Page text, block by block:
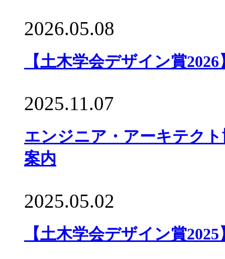
2026.05.08
【土木学会デザイン賞
2025.11.07
エンジニア・アーキテク
案内
2025.05.02
【土木学会デザイン賞